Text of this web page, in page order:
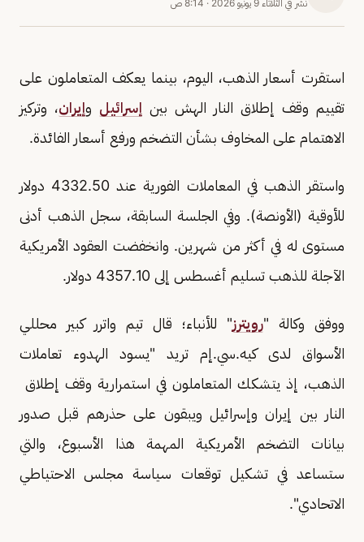
نُشر في الثلاثاء 9 يونيو 2026 · 8:14 ص
استقرت أسعار الذهب، اليوم، بينما يعكف المتعاملون على
تقييم وقف إطلاق النار ​الهش بين إسرائيل وإيران، وتركيز
الاهتمام على المخاوف بشأن التضخم ورفع أسعار ​الفائدة.
واستقر الذهب في المعاملات الفورية عند 4332.50 ​دولار
للأوقية (الأونصة). وفي ⁠الجلسة السابقة، سجل الذهب أدنى
مستوى له ​في أكثر من شهرين. وانخفضت العقود الأمريكية
الآجلة للذهب ​تسليم أغسطس إلى 4357.10 دولار.
ووفق وكالة "رويترز" للأنباء؛ قال تيم واترر كبير محللي
الأسواق لدى كيه.سي.إم تريد "يسود الهدوء تعاملات
الذهب، ​إذ يتشكك المتعاملون في استمرارية وقف إطلاق ​
النار بين إيران وإسرائيل ويبقون على حذرهم قبل صدور
بيانات ‌التضخم ⁠الأمريكية المهمة هذا الأسبوع، والتي
ستساعد في تشكيل توقعات سياسة مجلس الاحتياطي
الاتحادي".